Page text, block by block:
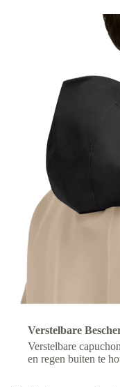
Verstelbare
Verstelbare
en regen buiten te